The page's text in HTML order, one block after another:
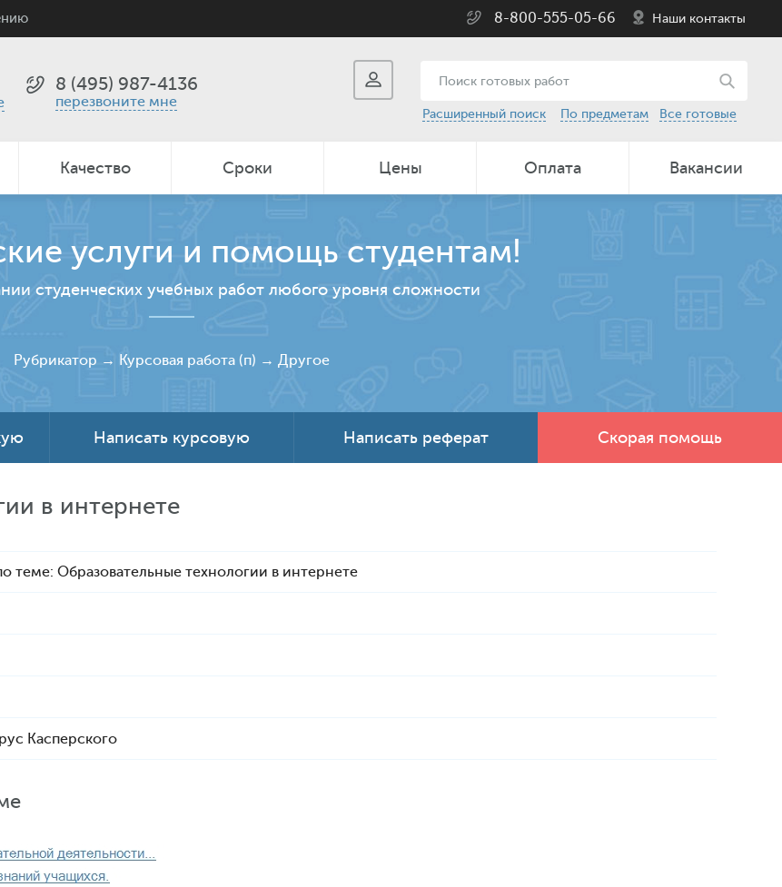
8-800-555-05-66 Наши контакты
8 (495) 987-4136
перезвоните мне
Расширенный поиск По предметам Все готовые
Качество Сроки Цены Оплата Вакансии
услуги и помощь студентам!
студенческих учебных работ любого уровня сложности
Рубрикатор → Курсовая работа (п) → Другое
Написать курсовую Написать реферат Скорая помощь
в интернете
теме: Образовательные технологии в интернете
Касперского